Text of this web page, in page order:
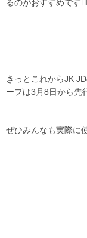
るのがおすすめです👍🏻
きっとこれからJK
ープは3月8日から先
ぜひみんなも実際に